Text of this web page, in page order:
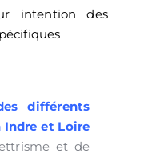
intention des
différents
Indre et Loire
et de